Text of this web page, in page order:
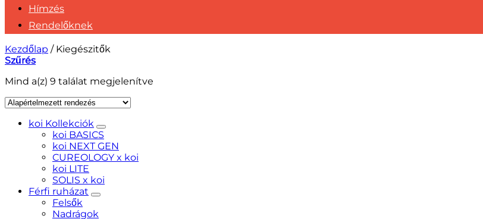
Hímzés
Rendelőknek
Kezdőlap /Kiegészitők
Szűrés
Mind a(z) 9 találat megjelenítve
koi Kollekciók
koi BASICS
koi NEXT GEN
CUREOLOGY x koi
koi LITE
SOLIS x koi
Férfi ruházat
Felsők
Nadrágok